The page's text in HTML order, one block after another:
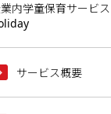
内学童保育サービ
サービス概要